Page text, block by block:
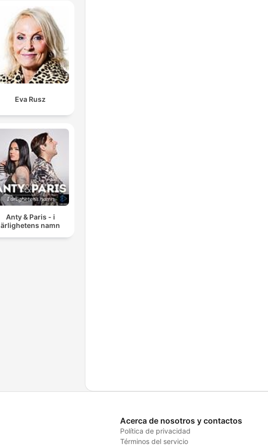
Eva Rusz
Anty & Paris - i
ärlighetens namn
Acerca de nosotros y contactos
Política de privacidad
Términos del servicio